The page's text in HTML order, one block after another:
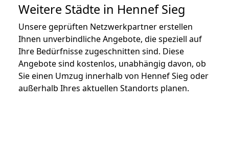
Weitere Städte in Hennef Sieg
Unsere geprüften Netzwerkpartner erstellen
Ihnen unverbindliche Angebote, die speziell auf
Ihre Bedürfnisse zugeschnitten sind. Diese
Angebote sind kostenlos, unabhängig davon, ob
Sie einen Umzug innerhalb von Hennef Sieg oder
außerhalb Ihres aktuellen Standorts planen.